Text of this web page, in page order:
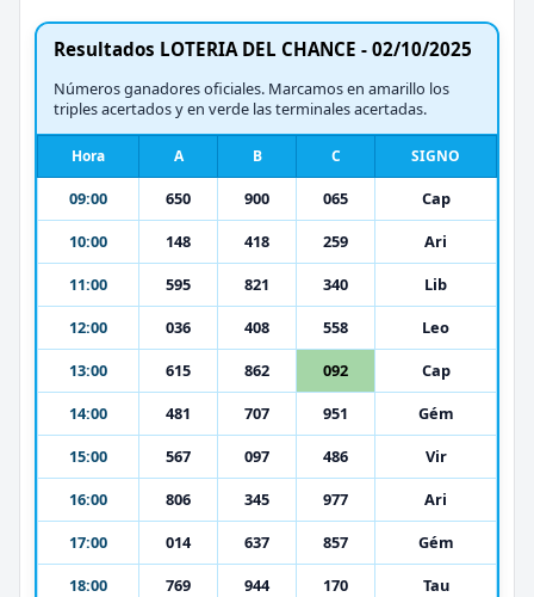
Resultados LOTERIA DEL CHANCE - 02/10/2025
Números ganadores oficiales. Marcamos en amarillo los
triples acertados y en verde las terminales acertadas.
Hora A B C SIGNO
09:00 650 900 065
Cap
10:00
148 418 259
Ari
11:00
595 821 340
Lib
12:00
036 408 558
Leo
13:00
615 862 092
Cap
14:00
481 707 951
Gém
15:00
567 097 486
Vir
16:00
806 345 977
Ari
17:00
014 637 857
Gém
18:00
769 944 170
Tau